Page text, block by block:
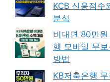
KCB 신용점수
분석
비대면 80만
행 모바일 무
방법
KB저축은행